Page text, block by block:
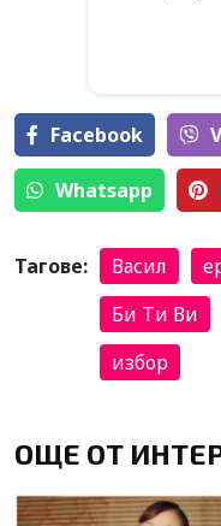
Facebook
Whatsapp
Тагове: Васил
Би Ти Ви
избор
ОЩЕ ОТ